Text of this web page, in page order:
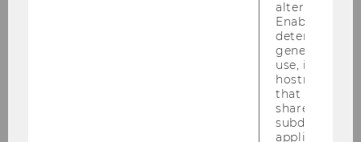
Welthandel (Global Business and
alternatives
Enables us
determine
generic
use, instead
hostname. It
that cookies
shared across
subdomains
applicable).